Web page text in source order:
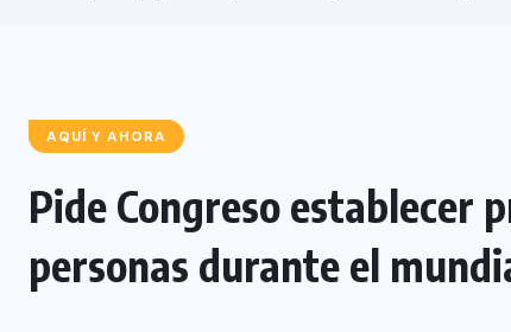
AQUÍ Y AHORA
Pide Congreso
personas durante el